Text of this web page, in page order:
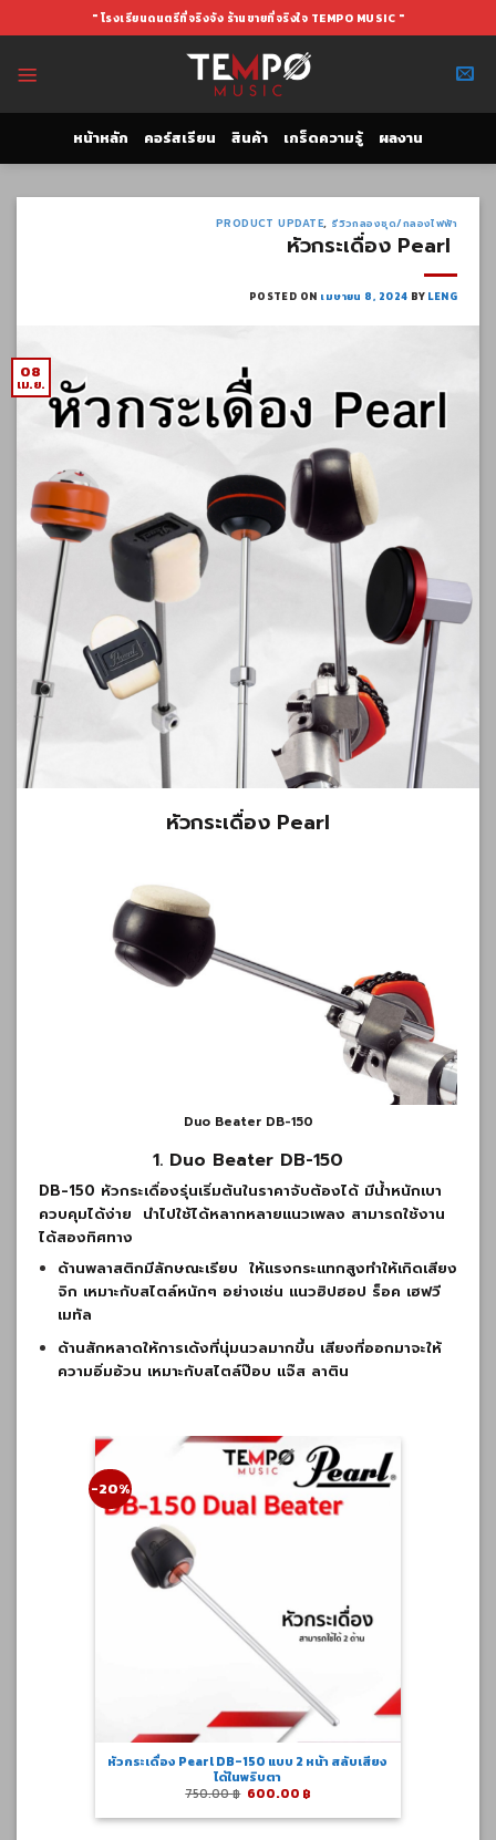
to
" โรงเรียนดนตรีที่จริงจัง ร้านขายที่จริงใจ TEMPO MUSIC "
หน้าหลัก คอร์สเรียน สินค้า เกร็ดความรู้ ผลงาน
PRODUCT UPDATE, รีวิวกลองชุด/กลองไฟฟ้า
หัวกระเดื่อง Pearl
POSTED ON เมษายน 8, 2024 BY LENG
08
เม.ย.
หัวกระเดื่อง Pearl
Duo Beater DB-150
1. Duo Beater DB-150
DB-150 หัวกระเดื่องรุ่นเริ่มต้นในราคาจับต้องได้ มีน้ำหนักเบา
ควบคุมได้ง่าย นำไปใช้ได้หลากหลายแนวเพลง สามารถใช้งาน
ได้สองทิศทาง
ด้านพลาสติกมีลักษณะเรียบ ให้แรงกระแทกสูงทำให้เกิดเสียง
จิก เหมาะกับสไตล์หนักๆ อย่างเช่น แนวฮิปฮอป ร็อค เฮฟวี
เมทัล
ด้านสักหลาดให้การเด้งที่นุ่มนวลมากขึ้น เสียงที่ออกมาจะให้
ความอิ่มอ้วน เหมาะกับสไตล์ป๊อบ แจ๊ส ลาติน
-20%
หัวกระเดื่อง Pearl DB-150 แบบ 2 หน้า สลับเสียง
ได้ในพริบตา
750.00฿ Original
was:
600.00 ฿Current
is: